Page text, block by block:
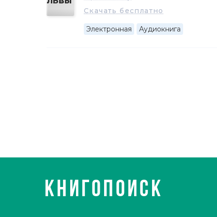
гуманизмом, проникнутых реальной болью и
говоря словами Фолкнера, «выстоит и
Скачать бесплатно
Электронная Аудиокнига
КНИГОПОИСК